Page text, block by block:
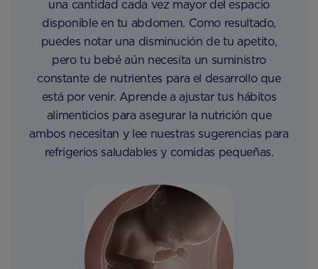
una cantidad cada vez mayor del espacio
disponible en tu abdomen. Como resultado,
puedes notar una disminución de tu apetito,
pero tu bebé aún necesita un suministro
constante de nutrientes para el desarrollo que
está por venir. Aprende a ajustar tus hábitos
alimenticios para asegurar la nutrición que
ambos necesitan y lee nuestras sugerencias para
refrigerios saludables y comidas pequeñas.